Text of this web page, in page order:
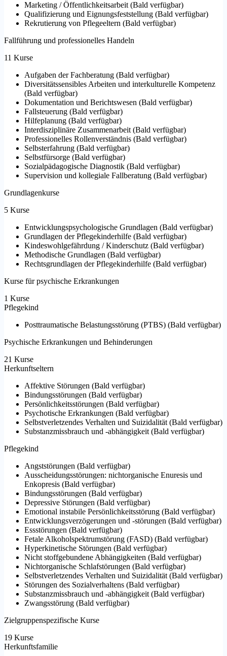
Marketing / Öffentlichkeitsarbeit (Bald verfügbar)
Qualifizierung und Eignungsfeststellung (Bald verfügbar)
Rekrutierung von Pflegeeltern (Bald verfügbar)
Fallführung und professionelles Handeln
11 Kurse
Aufgaben der Fachberatung (Bald verfügbar)
Diversitätssensibles Arbeiten und interkulturelle Kompetenz
(Bald verfügbar)
Dokumentation und Berichtswesen (Bald verfügbar)
Fallsteuerung (Bald verfügbar)
Hilfeplanung (Bald verfügbar)
Interdisziplinäre Zusammenarbeit (Bald verfügbar)
Professionelles Rollenverständnis (Bald verfügbar)
Selbsterfahrung (Bald verfügbar)
Selbstfürsorge (Bald verfügbar)
Sozialpädagogische Diagnostik (Bald verfügbar)
Supervision und kollegiale Fallberatung (Bald verfügbar)
Grundlagenkurse
5 Kurse
Entwicklungspsychologische Grundlagen (Bald verfügbar)
Grundlagen der Pflegekinderhilfe (Bald verfügbar)
Kindeswohlgefährdung / Kinderschutz (Bald verfügbar)
Methodische Grundlagen (Bald verfügbar)
Rechtsgrundlagen der Pflegekinderhilfe (Bald verfügbar)
Kurse für psychische Erkrankungen
1 Kurse
Pflegekind
Posttraumatische Belastungsstörung (PTBS) (Bald verfügbar)
Psychische Erkrankungen und Behinderungen
21 Kurse
Herkunftseltern
Affektive Störungen (Bald verfügbar)
Bindungsstörungen (Bald verfügbar)
Persönlichkeitsstörungen (Bald verfügbar)
Psychotische Erkrankungen (Bald verfügbar)
Selbstverletzendes Verhalten und Suizidalität (Bald verfügbar)
Substanzmissbrauch und -abhängigkeit (Bald verfügbar)
Pflegekind
Angststörungen (Bald verfügbar)
Ausscheidungsstörungen: nichtorganische Enuresis und
Enkopresis (Bald verfügbar)
Bindungsstörungen (Bald verfügbar)
Depressive Störungen (Bald verfügbar)
Emotional instabile Persönlichkeitsstörung (Bald verfügbar)
Entwicklungsverzögerungen und -störungen (Bald verfügbar)
Essstörungen (Bald verfügbar)
Fetale Alkoholspektrumstörung (FASD) (Bald verfügbar)
Hyperkinetische Störungen (Bald verfügbar)
Nicht stoffgebundene Abhängigkeiten (Bald verfügbar)
Nichtorganische Schlafstörungen (Bald verfügbar)
Selbstverletzendes Verhalten und Suizidalität (Bald verfügbar)
Störungen des Sozialverhaltens (Bald verfügbar)
Substanzmissbrauch und -abhängigkeit (Bald verfügbar)
Zwangsstörung (Bald verfügbar)
Zielgruppenspezifische Kurse
19 Kurse
Herkunftsfamilie